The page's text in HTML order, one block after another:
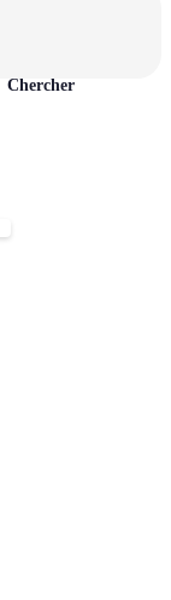
Chercher